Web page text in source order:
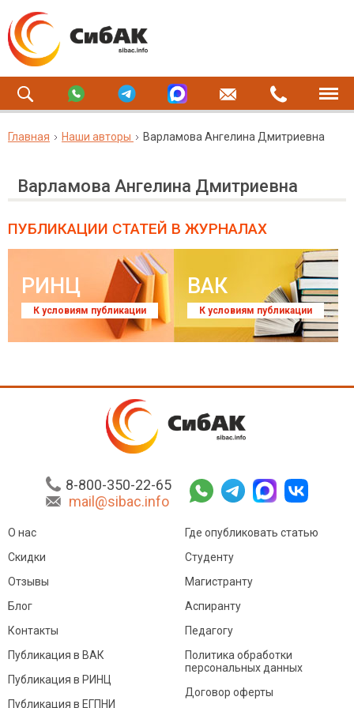
Главная Наши авторы Варламова Ангелина Дмитриевна
Варламова Ангелина Дмитриевна
ПУБЛИКАЦИИ СТАТЕЙ В ЖУРНАЛАХ
РИНЦ
К условиям публикации
ВАК
К условиям публикации
8-800-350-22-65
mail@sibac.info
О нас
Скидки
Отзывы
Блог
Контакты
Где опубликовать статью
Студенту
Магистранту
Аспиранту
Педагогу
Публикация в ВАК
Публикация в РИНЦ
Публикация в ЕГПНИ
Политика обработки
персональных данных
Договор оферты